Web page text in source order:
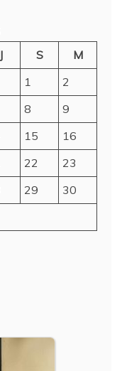
J S
M
1
2
8
9
15
16
22
23
29
30